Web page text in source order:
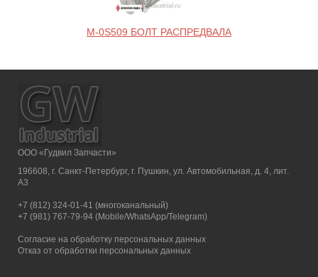
M-0S509 БОЛТ РАСПРЕДВАЛА
ООО «Гудвил Запчасти»
196608, г. Санкт-Петербург, г. Пушкин, ул. Автомобильная, д. 4, лит.
А3
+7 (812) 324-01-41 (многоканальный)
+7 (981) 767-79-94 (Mobile/WhatsApp/Telegram)
Согласие на обработку персональных данных
Отказ от обработки персональных данных